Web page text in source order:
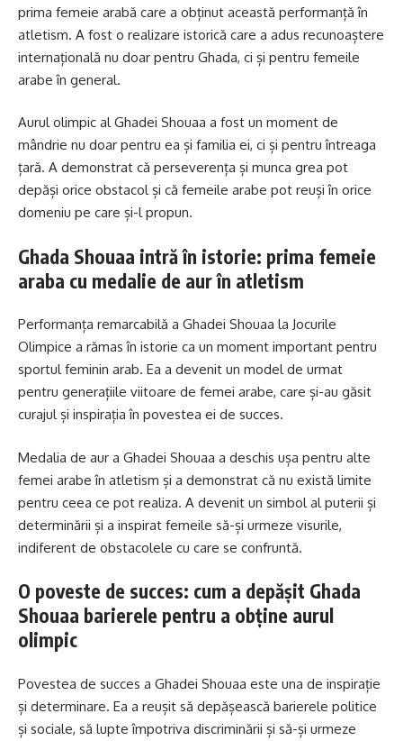
prima femeie arabă care a obținut această performanță în
atletism. A fost o realizare istorică care a adus recunoaștere
internațională nu doar pentru Ghada, ci și pentru femeile
arabe în general.
Aurul olimpic al Ghadei Shouaa a fost un moment de
mândrie nu doar pentru ea și familia ei, ci și pentru întreaga
țară. A demonstrat că perseverența și munca grea pot
depăși orice obstacol și că femeile arabe pot reuși în orice
domeniu pe care și-l propun.
Ghada Shouaa intră în istorie: prima femeie
araba cu medalie de aur în atletism
Performanța remarcabilă a Ghadei Shouaa la Jocurile
Olimpice a rămas în istorie ca un moment important pentru
sportul feminin arab. Ea a devenit un model de urmat
pentru generațiile viitoare de femei arabe, care și-au găsit
curajul și inspirația în povestea ei de succes.
Medalia de aur a Ghadei Shouaa a deschis ușa pentru alte
femei arabe în atletism și a demonstrat că nu există limite
pentru ceea ce pot realiza. A devenit un simbol al puterii și
determinării și a inspirat femeile să-și urmeze visurile,
indiferent de obstacolele cu care se confruntă.
O poveste de succes: cum a depășit Ghada
Shouaa barierele pentru a obține aurul
olimpic
Povestea de succes a Ghadei Shouaa este una de inspirație
și determinare. Ea a reușit să depășească barierele politice
și sociale, să lupte împotriva discriminării și să-și urmeze